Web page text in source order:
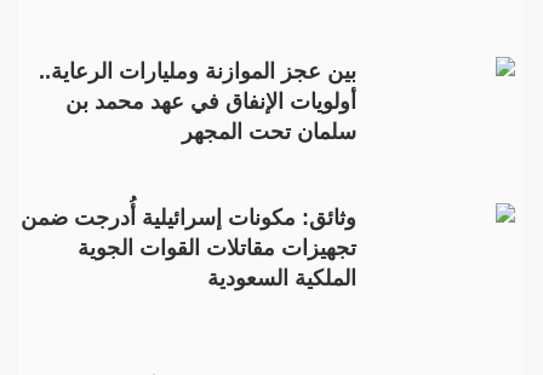
بين عجز الموازنة ومليارات الرعاية..
أولويات الإنفاق في عهد محمد بن
سلمان تحت المجهر
وثائق: مكونات إسرائيلية أُدرجت ضمن
تجهيزات مقاتلات القوات الجوية
الملكية السعودية